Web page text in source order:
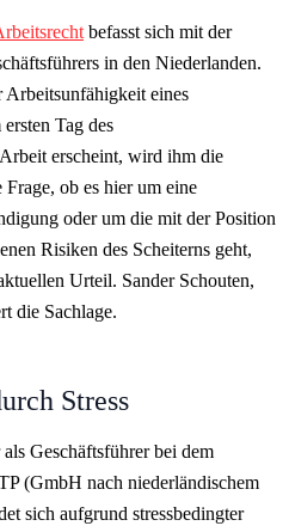
befasst sich mit der
in den Niederlanden.
Arbeitsunfähigkeit eines
Tag des
erscheint, wird ihm die
Frage, ob es hier um eine
oder um die mit der Position
Risiken des Scheiterns geht,
Urteil. Sander Schouten,
die Sachlage.
Stress
Geschäftsführer bei dem
(GmbH nach niederländischem
sich aufgrund stressbedingter